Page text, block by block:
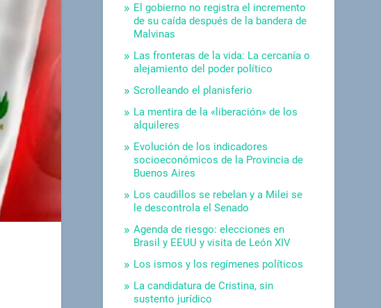
El gobierno no registra el incremento
de su caída después de la bandera de
Malvinas
Las fronteras de la vida: La cercanía o
alejamiento del poder político
Scrolleando el planisferio
La mentira de la «liberación» de los
alquileres
Evolución de los indicadores
socioeconómicos de la Provincia de
Buenos Aires
Los caudillos se rebelan y a Milei se
le descontrola el Senado
Agenda de riesgo: elecciones en
Brasil y EEUU y visita de León XIV
Los ismos y los regímenes políticos
La candidatura de Cristina, sin
sustento jurídico